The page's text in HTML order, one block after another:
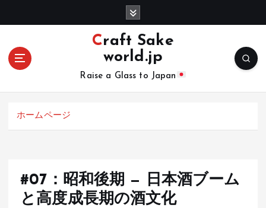
Craft Sake
world.jp
Raise a Glass to Japan
ホームページ
#07：昭和後期 — 日本酒ブーム
と高度成長期の酒文化